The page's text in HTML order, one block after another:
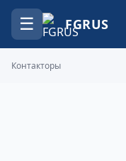
☰ FGRUS
Контакторы